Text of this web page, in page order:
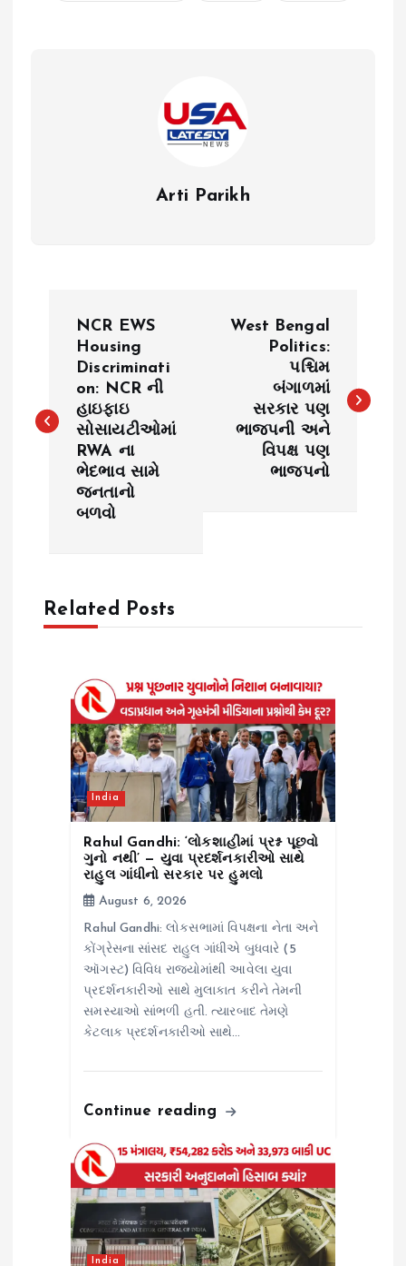
Arti Parikh
s
t
NCR EWS
Housing
Discriminati
on: NCR ની
હાઇફાઇ
સોસાયટીઓમાં
RWA ના
ભેદભાવ સામે
જનતાનો
બળવો
West Bengal
Politics:
પશ્ચિમ
બંગાળમાં
સરકાર પણ
ભાજપની અને
વિપક્ષ પણ
ભાજપનો
Related Posts
India
Rahul Gandhi: ‘લોકશાહીમાં પ્રશ્ન પૂછવો
ગુનો નથી’ — યુવા પ્રદર્શનકારીઓ સાથે
રાહુલ ગાંધીનો સરકાર પર હુમલો
August 6, 2026
Rahul Gandhi: લોકસભામાં વિપક્ષના નેતા અને
કોંગ્રેસના સાંસદ રાહુલ ગાંધીએ બુધવારે (5
ઑગસ્ટ) વિવિધ રાજ્યોમાંથી આવેલા યુવા
પ્રદર્શનકારીઓ સાથે મુલાકાત કરીને તેમની
સમસ્યાઓ સાંભળી હતી. ત્યારબાદ તેમણે
કેટલાક પ્રદર્શનકારીઓ સાથે…
Continue reading
India